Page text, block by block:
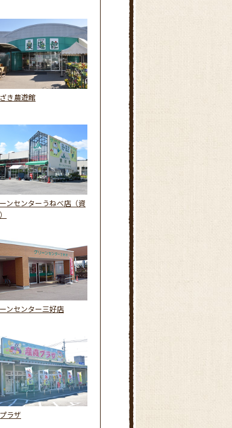
き農遊館
ンセンターうねべ店（資
ンセンター三好店
ラザ